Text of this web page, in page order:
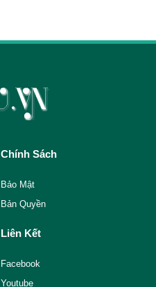
Chính Sách
Bảo Mật
Bản Quyền
Liên Kết
Facebook
Youtube